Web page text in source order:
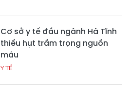
Cơ sở y tế đầu ngành Hà Tĩnh
thiếu hụt trầm trọng nguồn
máu
Y TẾ